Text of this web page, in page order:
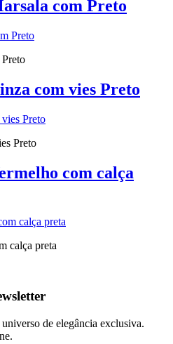
com Preto
com vies Preto
Preto
com calça
calça preta
de elegância exclusiva.